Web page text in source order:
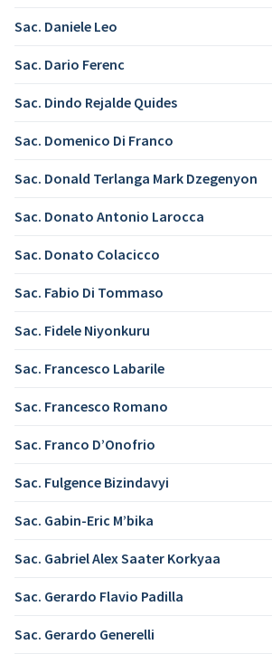
Sac. Daniele Leo
Sac. Dario Ferenc
Sac. Dindo Rejalde Quides
Sac. Domenico Di Franco
Sac. Donald Terlanga Mark Dzegenyon
Sac. Donato Antonio Larocca
Sac. Donato Colacicco
Sac. Fabio Di Tommaso
Sac. Fidele Niyonkuru
Sac. Francesco Labarile
Sac. Francesco Romano
Sac. Franco D’Onofrio
Sac. Fulgence Bizindavyi
Sac. Gabin-Eric M’bika
Sac. Gabriel Alex Saater Korkyaa
Sac. Gerardo Flavio Padilla
Sac. Gerardo Generelli